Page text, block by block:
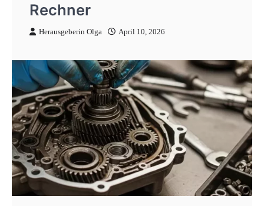
Rechner
Herausgeberin Olga April 10, 2026